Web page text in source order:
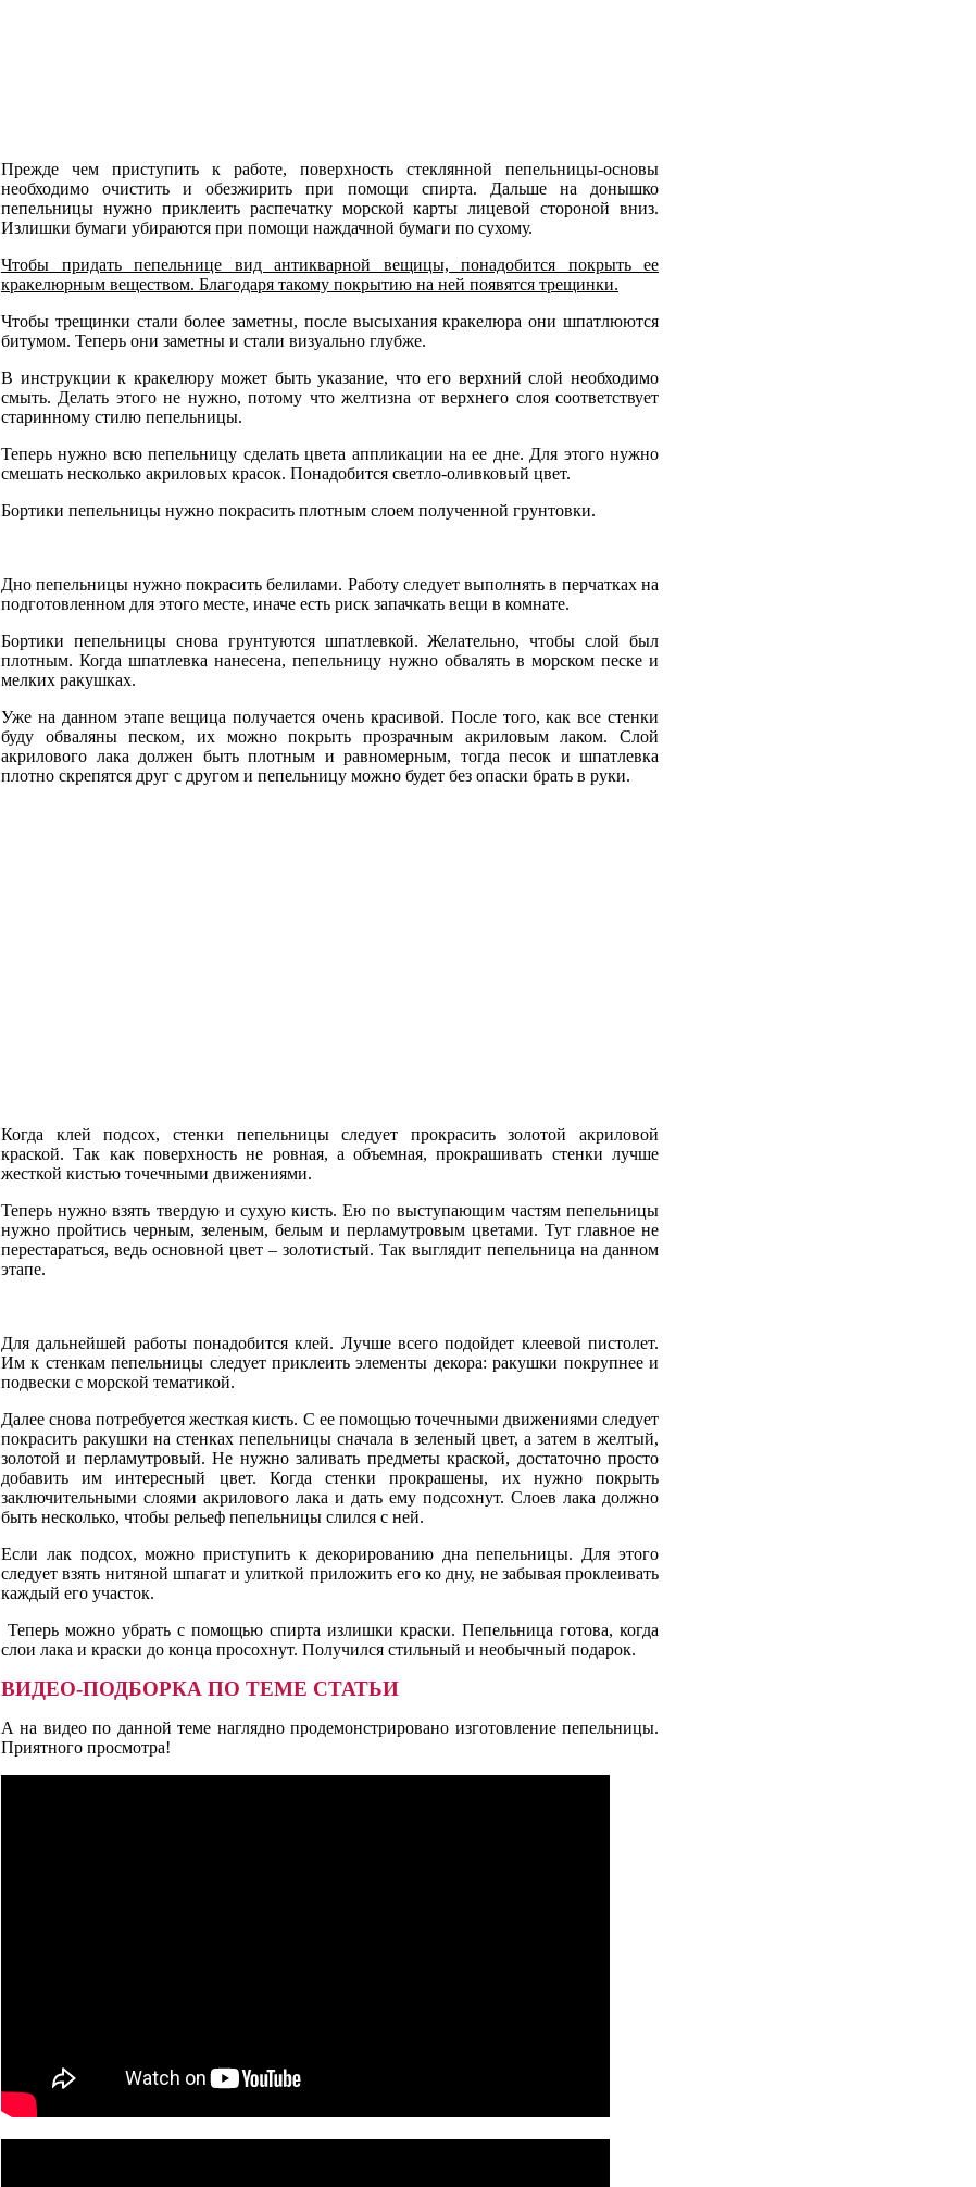
Прежде чем приступить к работе, поверхность стеклянной пепельницы-основы
необходимо очистить и обезжирить при помощи спирта. Дальше на донышко
пепельницы нужно приклеить распечатку морской карты лицевой стороной вниз.
Излишки бумаги убираются при помощи наждачной бумаги по сухому.
Чтобы придать пепельнице вид антикварной вещицы, понадобится покрыть ее
кракелюрным веществом. Благодаря такому покрытию на ней появятся трещинки.
Чтобы трещинки стали более заметны, после высыхания кракелюра они шпатлюются
битумом. Теперь они заметны и стали визуально глубже.
В инструкции к кракелюру может быть указание, что его верхний слой необходимо
смыть. Делать этого не нужно, потому что желтизна от верхнего слоя соответствует
старинному стилю пепельницы.
Теперь нужно всю пепельницу сделать цвета аппликации на ее дне. Для этого нужно
смешать несколько акриловых красок. Понадобится светло-оливковый цвет.
Бортики пепельницы нужно покрасить плотным слоем полученной грунтовки.
Дно пепельницы нужно покрасить белилами. Работу следует выполнять в перчатках на
подготовленном для этого месте, иначе есть риск запачкать вещи в комнате.
Бортики пепельницы снова грунтуются шпатлевкой. Желательно, чтобы слой был
плотным. Когда шпатлевка нанесена, пепельницу нужно обвалять в морском песке и
мелких ракушках.
Уже на данном этапе вещица получается очень красивой. После того, как все стенки
буду обваляны песком, их можно покрыть прозрачным акриловым лаком. Слой
акрилового лака должен быть плотным и равномерным, тогда песок и шпатлевка
плотно скрепятся друг с другом и пепельницу можно будет без опаски брать в руки.
Когда клей подсох, стенки пепельницы следует прокрасить золотой акриловой
краской. Так как поверхность не ровная, а объемная, прокрашивать стенки лучше
жесткой кистью точечными движениями.
Теперь нужно взять твердую и сухую кисть. Ею по выступающим частям пепельницы
нужно пройтись черным, зеленым, белым и перламутровым цветами. Тут главное не
перестараться, ведь основной цвет – золотистый. Так выглядит пепельница на данном
этапе.
Для дальнейшей работы понадобится клей. Лучше всего подойдет клеевой пистолет.
Им к стенкам пепельницы следует приклеить элементы декора: ракушки покрупнее и
подвески с морской тематикой.
Далее снова потребуется жесткая кисть. С ее помощью точечными движениями следует
покрасить ракушки на стенках пепельницы сначала в зеленый цвет, а затем в желтый,
золотой и перламутровый. Не нужно заливать предметы краской, достаточно просто
добавить им интересный цвет. Когда стенки прокрашены, их нужно покрыть
заключительными слоями акрилового лака и дать ему подсохнут. Слоев лака должно
быть несколько, чтобы рельеф пепельницы слился с ней.
Если лак подсох, можно приступить к декорированию дна пепельницы. Для этого
следует взять нитяной шпагат и улиткой приложить его ко дну, не забывая проклеивать
каждый его участок.
Теперь можно убрать с помощью спирта излишки краски. Пепельница готова, когда
слои лака и краски до конца просохнут. Получился стильный и необычный подарок.
ВИДЕО-ПОДБОРКА ПО ТЕМЕ СТАТЬИ
А на видео по данной теме наглядно продемонстрировано изготовление пепельницы.
Приятного просмотра!